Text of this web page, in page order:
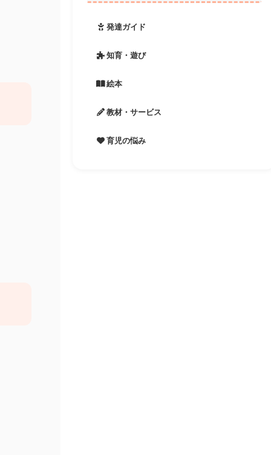
発達ガイド
知育・遊び
絵本
教材・サービス
育児の悩み